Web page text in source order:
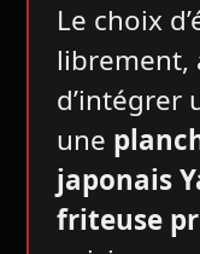
Le choix
librement,
d’intégrer
une
japonais
friteuse